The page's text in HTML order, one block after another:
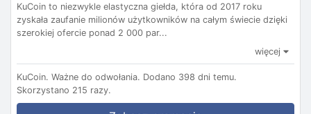
KuCoin to niezwykle elastyczna giełda, która od 2017 roku
zyskała zaufanie milionów użytkowników na całym świecie dzięki
szerokiej ofercie ponad 2 000 par...
więcej
KuCoin. Ważne do odwołania. Dodano 398 dni temu.
Skorzystano 215 razy.